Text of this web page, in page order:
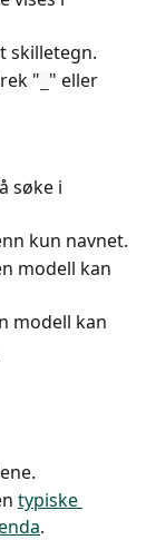
skilletegn.
" " eller
søke i
kun navnet.
modell kan
modell kan
typiske
.